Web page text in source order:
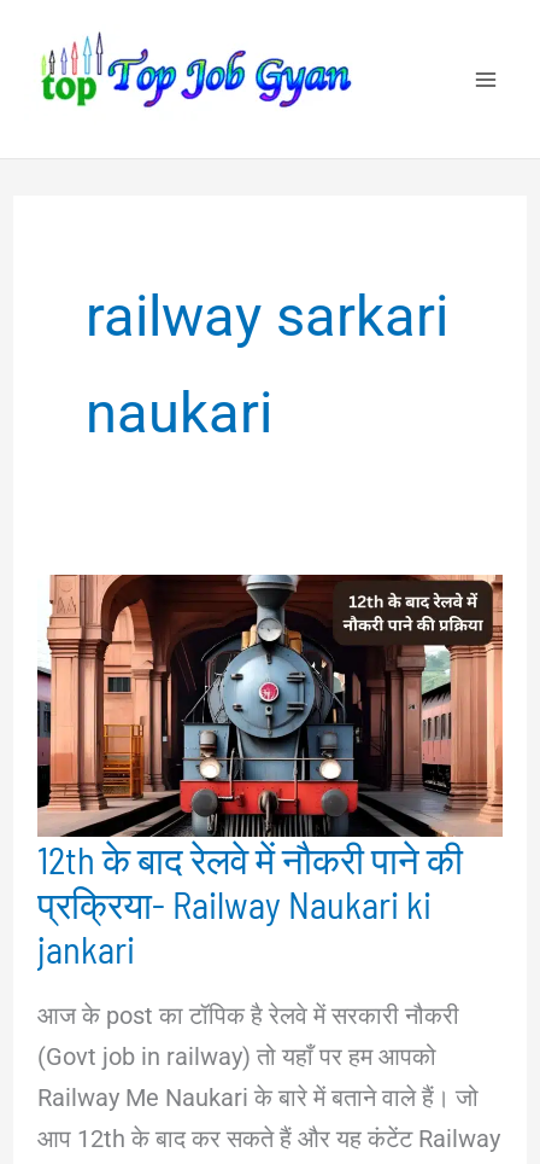
content
railway sarkari
naukari
12th के बाद रेलवे में नौकरी पाने की
प्रक्रिया- Railway Naukari ki
jankari
आज के post का टॉपिक है रेलवे में सरकारी नौकरी
(Govt job in railway) तो यहाँ पर हम आपको
Railway Me Naukari के बारे में बताने वाले हैं। जो
आप 12th के बाद कर सकते हैं और यह कंटेंट Railway